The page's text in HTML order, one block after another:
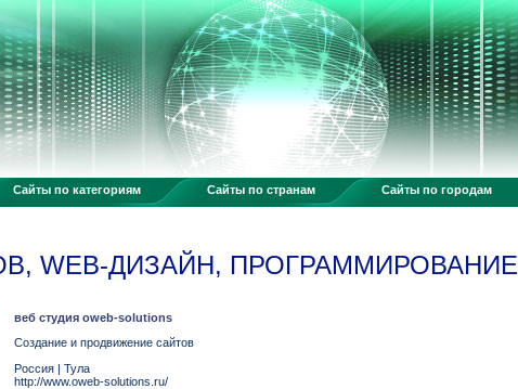
Сайты по категориям Сайты по странам Сайты по городам
WEB-ДИЗАЙН, ПРОГРАММИРОВАНИЕ
веб студия oweb-solutions
Создание и продвижение сайтов
Россия | Тула
http://www.oweb-solutions.ru/